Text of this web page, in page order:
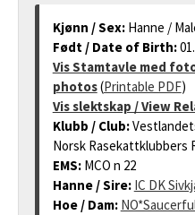
Kjønn / Sex: Hanne /
Født / Date of Birth:
Vis Stamtavle med
photos(Printable PDF)
Vis slektskap / View
Klubb / Club:
Norsk Rasekattklubbers
EMS: MCO n 22
Hanne / Sire: IC DK
Hoe / Dam: